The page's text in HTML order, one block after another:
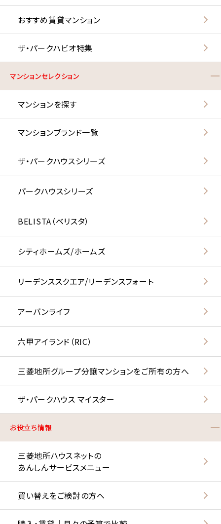
おすすめ賃貸マンション
ザ・パークハビオ特集
マンションセレクション
マンションを探す
マンションブランド一覧
ザ・パークハウスシリーズ
パークハウスシリーズ
BELISTA（ベリスタ）
シティホームズ/ホームズ
リーデンススクエア/リーデンスフォート
アーバンライフ
六甲アイランド（RIC）
三菱地所グループ分譲マンションをご所有の方へ
ザ・パークハウス マイスター
お役立ち情報
三菱地所ハウスネットの
あんしんサービスメニュー
買い替えをご検討の方へ